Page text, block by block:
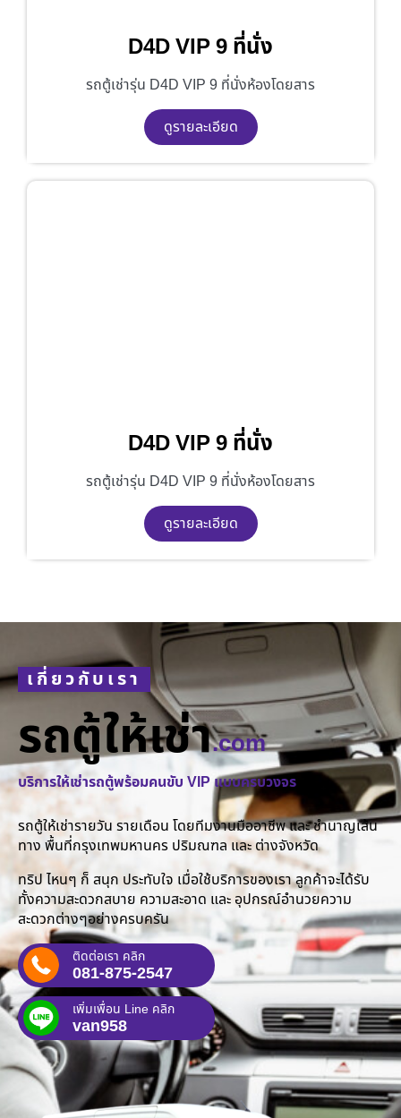
D4D VIP 9 ที่นั่ง
รถตู้เช่ารุ่น D4D VIP 9 ที่นั่งห้องโดยสาร
ดูรายละเอียด
D4D VIP 9 ที่นั่ง
รถตู้เช่ารุ่น D4D VIP 9 ที่นั่งห้องโดยสาร
ดูรายละเอียด
เกี่ยวกับเรา
รถตู้ให้เช่า.com
บริการให้เช่ารถตู้พร้อมคนขับ VIP แบบครบวงจร
รถตู้ให้เช่ารายวัน รายเดือน โดยทีมงานมืออาชีพ และ ชำนาญเส้น
ทาง พื้นที่กรุงเทพมหานคร ปริมณฑล และ ต่างจังหวัด
ทริป ไหนๆ ก็ สนุก ประทับใจ เมื่อใช้บริการของเรา ลูกค้าจะได้รับ
ทั้งความสะดวกสบาย ความสะอาด และ อุปกรณ์อำนวยความ
สะดวกต่างๆอย่างครบครัน
ติดต่อเรา คลิก
081-875-2547
เพิ่มเพื่อน Line คลิก
van958